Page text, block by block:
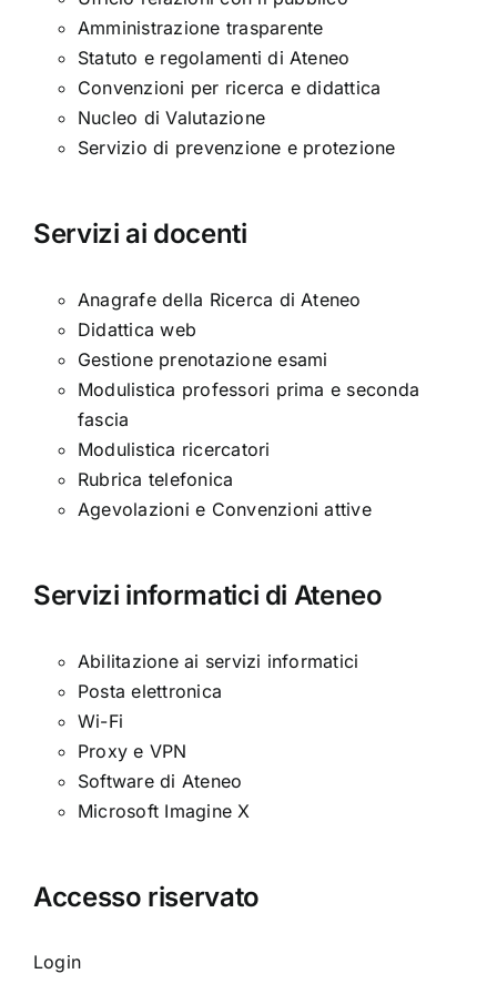
Amministrazione trasparente
Statuto e regolamenti di Ateneo
Convenzioni per ricerca e didattica
Nucleo di Valutazione
Servizio di prevenzione e protezione
Servizi ai docenti
Anagrafe della Ricerca di Ateneo
Didattica web
Gestione prenotazione esami
Modulistica professori prima e seconda
fascia
Modulistica ricercatori
Rubrica telefonica
Agevolazioni e Convenzioni attive
Servizi informatici di Ateneo
Abilitazione ai servizi informatici
Posta elettronica
Wi-Fi
Proxy e VPN
Software di Ateneo
Microsoft Imagine X
Accesso riservato
Login